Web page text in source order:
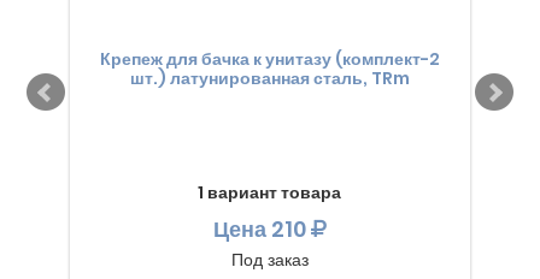
Крепеж для бачка к унитазу (комплект-2
шт.) латунированная сталь, TRm
1 вариант товара
Цена210
Под заказ